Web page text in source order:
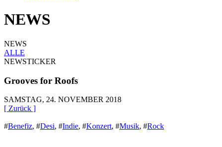
NEWS
NEWS
ALLE
NEWSTICKER
Grooves for Roofs
SAMSTAG, 24. NOVEMBER 2018
[ Zurück ]
#Benefiz, #Desi, #Indie, #Konzert, #Musik, #Rock